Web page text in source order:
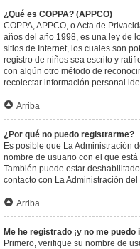
¿Qué es COPPA? (APPCO)
COPPA, APPCO, o Acta de
años del año 1998, es una ley de
sitios de Internet, los cuales son
registro de niños sea escrito y
con algún otro método de
recolectar información personal
Arriba
¿Por qué no puedo registrarme?
Es posible que La Administración
nombre de usuario con el que
También puede estar
contacto con La Administración del
Arriba
Me he registrado ¡y no me puedo
Primero, verifique su nombre de